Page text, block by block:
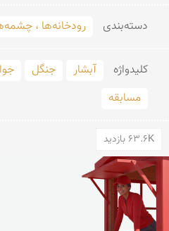
دسته‌بندی رودخانه‌ها ،
کلید‌واژه آبشار جنگل
مسابقه
63.6K بازدید